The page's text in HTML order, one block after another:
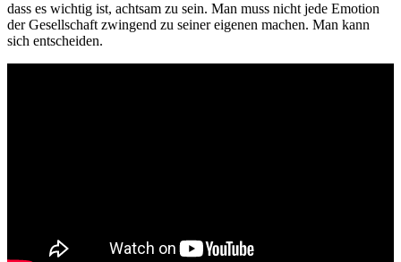
dass es wichtig ist, achtsam zu sein. Man muss nicht jede Emotion
der Gesellschaft zwingend zu seiner eigenen machen. Man kann
sich entscheiden.